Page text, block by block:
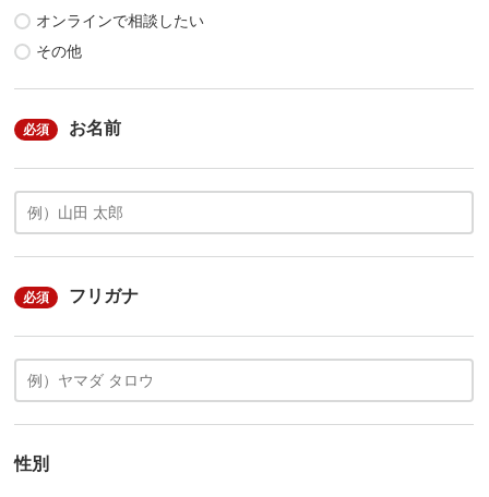
オンラインで相談したい
その他
必須 お名前
必須 フリガナ
性別